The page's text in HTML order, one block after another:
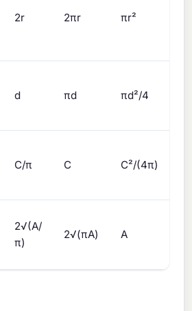
2r 2πr πr²
d πd πd²/4
C/π C C²/(4π)
2√(A/
π)
2√(πA) A